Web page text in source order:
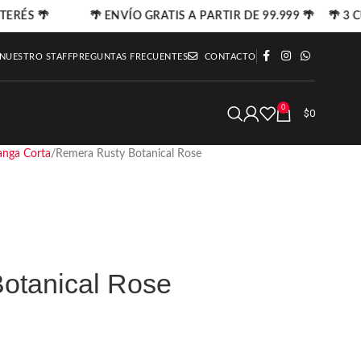
STAFFPREGUNTAS FRECUENTES CONTACTO
0 $0
Corta Remera Rusty Botanical Rose
Rose
🌴 🌴 ENVÍO GRATIS A PARTIR DE 99.999 🌴 🌴 3